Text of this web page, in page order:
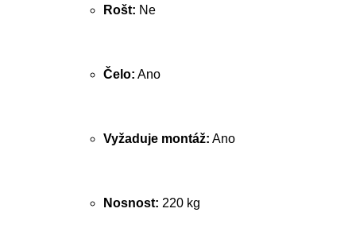
Rošt: Ne
Čelo: Ano
Vyžaduje montáž: Ano
Nosnost: 220 kg